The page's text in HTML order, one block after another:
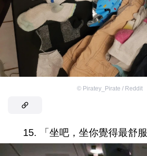
© Piratey_Pirate / Reddit
15. 「坐吧，坐你覺得最舒服